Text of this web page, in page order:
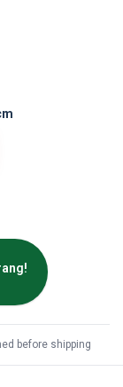
before shipping